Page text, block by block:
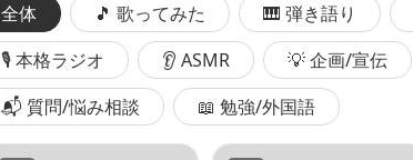
全体 🎵 歌ってみた 🎹 弾き語り
🎙 本格ラジオ
👂 ASMR 💡 企画/宣伝
📬 質問/悩み相談
📖 勉強/外国語